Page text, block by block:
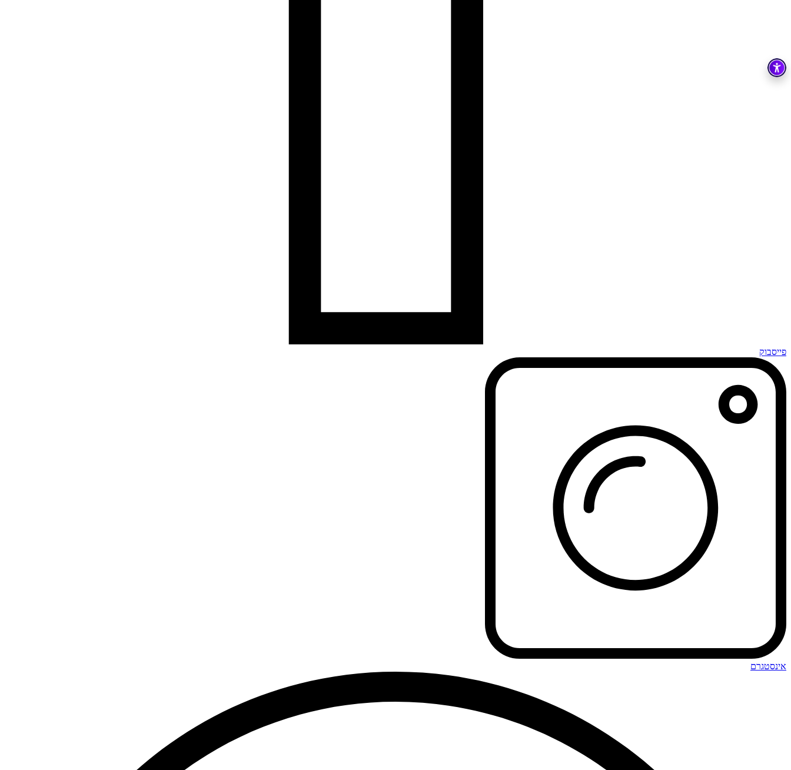
פייסבוק
אינסטגרם